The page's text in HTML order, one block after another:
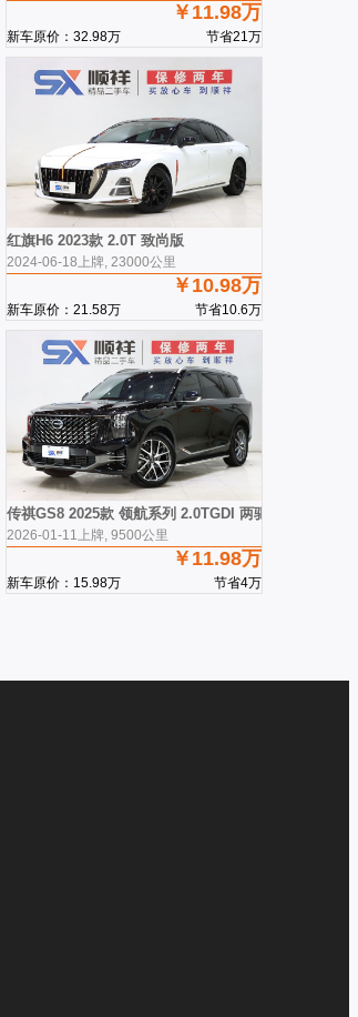
￥11.98万
新车原价：32.98万 节省21万
R-Line越享版
红旗H6 2023款 2.0T 致尚版
2024-06-18上牌, 23000公里
￥10.98万
新车原价：21.58万 节省10.6万
First edition 首发版
传祺GS8 2025款 领航系列 2.0TGDI 两驱豪华版 5座
2026-01-11上牌, 9500公里
￥11.98万
新车原价：15.98万 节省4万